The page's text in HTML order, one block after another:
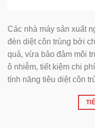
Các nhà máy sản xuất
đèn diệt côn trùng bởi
quả, vừa bảo đảm môi
ô nhiễm, tiết kiệm chi
tính năng tiêu diệt côn